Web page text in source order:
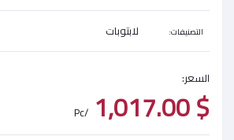
التصنيفات: لابتوبات
السعر:
$ 1,017.00
/Pc